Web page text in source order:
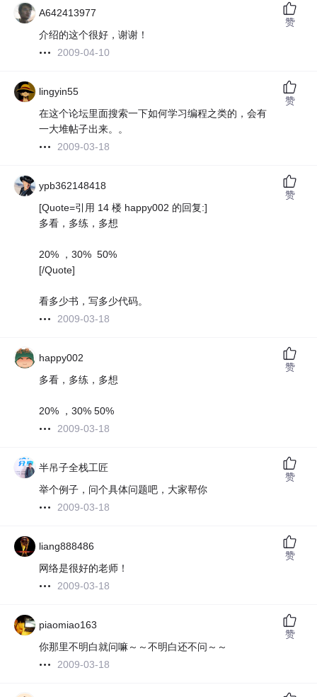
A642413977
介绍的这个很好，谢谢！
2009-04-10
赞
lingyin55
在这个论坛里面搜索一下如何学习编程之类的，会有
一大堆帖子出来。。
2009-03-18
赞
ypb362148418
[Quote=引用 14 楼 happy002 的回复:]
多看，多练，多想
20% ，30% 50%
[/Quote]
看多少书，写多少代码。
2009-03-18
赞
happy002
多看，多练，多想
20% ，30% 50%
2009-03-18
赞
半吊子全栈工匠
举个例子，问个具体问题吧，大家帮你
2009-03-18
赞
liang888486
网络是很好的老师！
2009-03-18
赞
piaomiao163
你那里不明白就问嘛～～不明白还不问～～
2009-03-18
赞